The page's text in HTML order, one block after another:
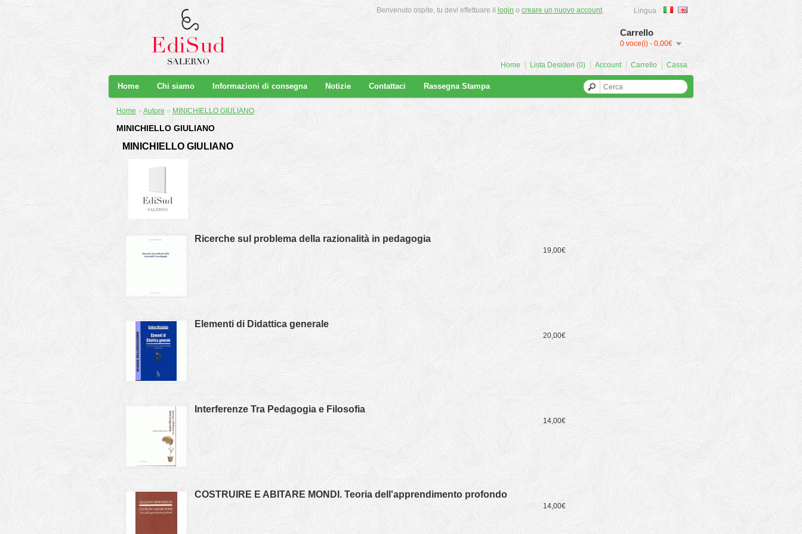
Lingua
Carrello
0 voce(i) - 0,00€
Benvenuto ospite, tu devi effettuare il login o creare un nuovo account.
Home Lista Desideri (0) Account Carrello Cassa
Home Chi siamo Informazioni di consegna Notizie Contattaci Rassegna Stampa
Home » Autore » MINICHIELLO GIULIANO
MINICHIELLO GIULIANO
MINICHIELLO GIULIANO
Ricerche sul problema della razionalità in pedagogia
19,00€
Elementi di Didattica generale
20,00€
Interferenze Tra Pedagogia e Filosofia
14,00€
COSTRUIRE E ABITARE MONDI. Teoria dell'apprendimento profondo
14,00€